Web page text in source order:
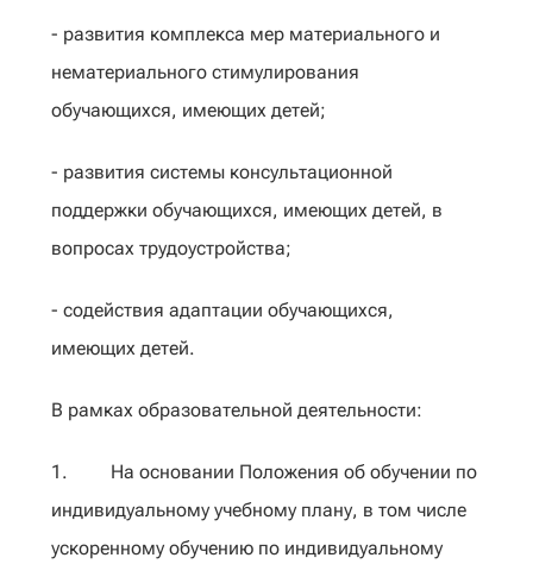
- развития комплекса мер материального и
нематериального стимулирования
обучающихся, имеющих детей;
- развития системы консультационной
поддержки обучающихся, имеющих детей, в
вопросах трудоустройства;
- содействия адаптации обучающихся,
имеющих детей.
В рамках образовательной деятельности:
1. На основании Положения об обучении по
индивидуальному учебному плану, в том числе
ускоренному обучению по индивидуальному